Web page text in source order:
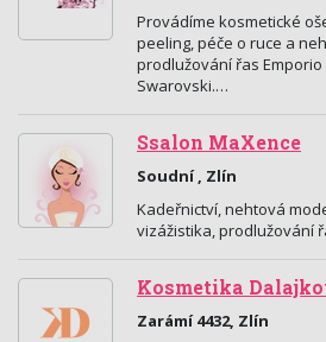
Provádíme kosmetické
peeling, péče o ruce a
prodlužování řas
Swarovski.…
Ssalon MaXence
Soudní , Zlín
Kadeřnictví, nehtová
vizážistika, prodlužování
Kosmetika
Zarámí 4432, Zlín